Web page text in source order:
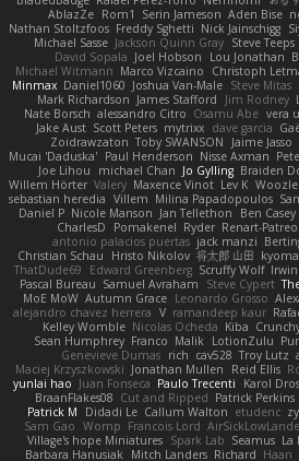
AblazZe Rom1 Serin Jameson Aden Bise
Nathan Stoltzfoos Freddy Sghetti Nick Jainschigg
Michael Sasse Jackson Quinn Gray Steve Teeps
David Sopala Joel Hobson Lou Jonathan
Michael Witmann Marco Vizcaino Christoph
Minmax Daniel1060 Joshua Van-Male Steve Mitas
Mark Richardson James Stafford Jim Rodney
Nate Borsch alessandro Citro Osamu Abe vera
Jake Aust Scott Peters mytrixx dave garcia
Zoidrawzaton Toby SWANSON Jaime Jasso
Mucai 'Daduska' Paul Henderson Nisse Axman
Joe Lihou
michael Chan Jo Gylling Braiden
Willem Hörter Valery Maxence Vinot Lev K Woozle
sebastian heredia Villem Milina Papadopoulos
Daniel P Nicole Manson Jan Tellethon Ben Casey
CharlesD
Pomakenel Ryder Renart-
antonio palacios puertas jack manzi
Christian Schau
Hristo Nikolov 将太郎 山田
ThatDude69
Edward Greenberg Scruffy Wolf
Pascal Bureau Samuel Avraham Steve Cypert
MoE MoW Autumn Grace Leonardo Grosso
alejandro chavez herrera V ramandeep kaur
Kelley Womble Nicolas Ocheda Kiba
Sean Humphrey Franco Malik LotionZulu
Genevieve Dumas rich cav528 Troy Lutz
Maciej Krzyszkowski Jonathan Mullen Reid Ellis
yunlai hao Juan Fonseca Paulo Trecenti Karol
BraanFlakes08 Cut and Ripped Patrick Perkins
Patrick M
Didadi Le Callum Walton etudenc
Sam Gao Womp Francois Lord
Village's hope Miniatures Spark Lab Seamus La
Barbara Hanusiak
Mitch Landers Richard Haan